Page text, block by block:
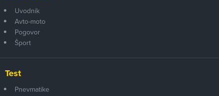
Uvodnik
Avto-moto
Pogovor
Šport
Test
Pnevmatike